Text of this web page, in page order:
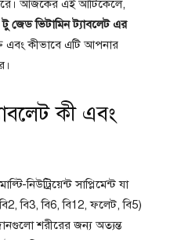
আজকের এই আর্টিকেলে,
জেড ভিটামিন ট্যাবলেট এর
এবং কীভাবে এটি আপনার
কী এবং
নিউট্রিয়েন্ট সাপ্লিমেন্ট যা
বি3, বি6, বি12, ফলেট, বি5)
শরীরের জন্য অত্যন্ত